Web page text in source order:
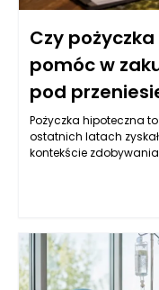
Czy
pomóc w
pod
Pożyczka hipoteczna
ostatnich latach
kontekście
kupowanej
skoncentrować się na
codziennym
zaznaczyć, że takie